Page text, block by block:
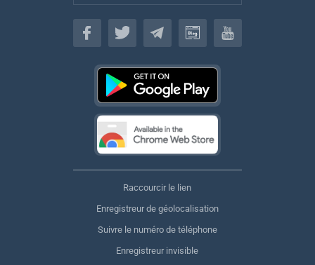
Français
Raccourcir le lien
Enregistreur de géolocalisation
Suivre le numéro de téléphone
Enregistreur invisible